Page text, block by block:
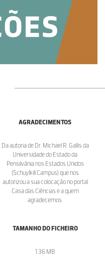
AGRADECIMENTOS
Da autoria de Dr. Michael R. Gallis da
Universidade do Estado da
Pensilvânia nos Estados Unidos
(Schuylkill Campus) que nos
autorizou a sua colocação no portal
Casa das Ciências e a quem
agradecemos.
TAMANHO DO FICHEIRO
1.36 MB